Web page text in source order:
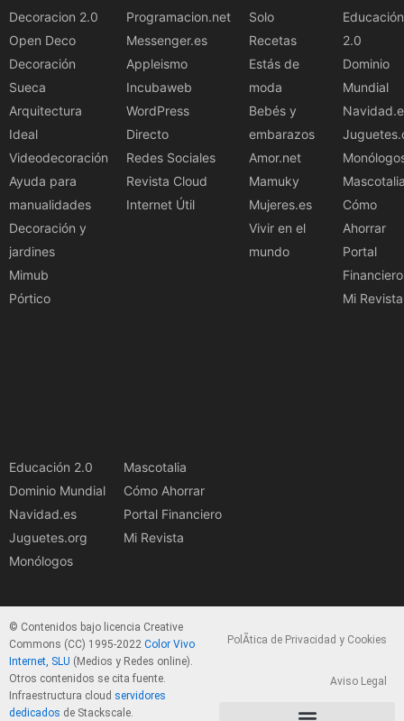
Decoracion 2.0
Open Deco
Decoración
Sueca
Arquitectura
Ideal
Videodecoración
Ayuda para
manualidades
Decoración y
jardines
Mimub
Pórtico
Programacion.net
Messenger.es
Appleismo
Incubaweb
WordPress
Directo
Redes Sociales
Revista Cloud
Internet Útil
Solo
Recetas
Estás de
moda
Bebés y
embarazos
Amor.net
Mamuky
Mujeres.es
Vivir en el
mundo
Educación
2.0
Dominio
Mundial
Cómo
Ahorrar
Portal
Financiero
Mi Revista
Educación 2.0
Dominio Mundial
Navidad.es
Juguetes.org
Monólogos
Mascotalia
Cómo Ahorrar
Portal Financiero
Mi Revista
© Contenidos bajo licencia Creative
Commons (CC) 1995-2022 Color Vivo
Internet, SLU (Medios y Redes online).
Otros contenidos se cita fuente.
Infraestructura cloud servidores
dedicados de Stackscale.
PolÃ­tica de Privacidad y Cookies
Aviso Legal